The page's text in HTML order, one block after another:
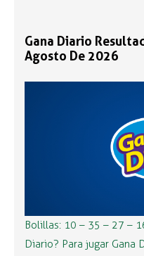
Gana Diario
Agosto De 2026
Bolillas: 10 – 35 – 27 –
Diario? Para jugar Gana